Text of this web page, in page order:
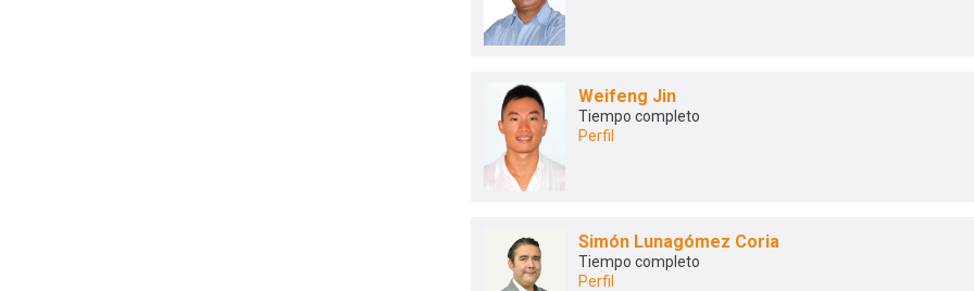
Weifeng Jin
Tiempo completo
Perfil
Simón Lunagómez Coria
Tiempo completo
Perfil